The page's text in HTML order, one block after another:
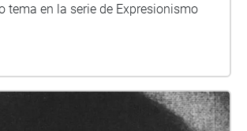
tema en la serie de Expresionismo